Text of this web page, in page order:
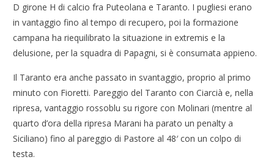
D girone H di calcio fra Puteolana e Taranto. I pugliesi erano
in vantaggio fino al tempo di recupero, poi la formazione
campana ha riequilibrato la situazione in extremis e la
delusione, per la squadra di Papagni, si è consumata appieno.
Il Taranto era anche passato in svantaggio, proprio al primo
minuto con Fioretti. Pareggio del Taranto con Ciarcià e, nella
ripresa, vantaggio rossoblu su rigore con Molinari (mentre al
quarto d’ora della ripresa Marani ha parato un penalty a
Siciliano) fino al pareggio di Pastore al 48′ con un colpo di
testa.